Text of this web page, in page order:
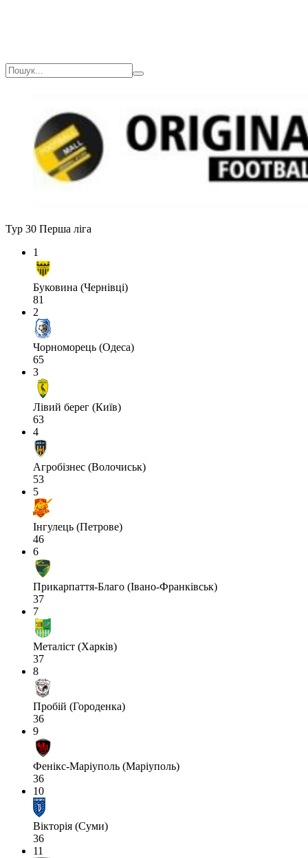
Тур 30 Перша ліга
1
Буковина (Чернівці)
81
2
Чорноморець (Одеса)
65
3
Лівий берег (Київ)
63
4
Агробізнес (Волочиськ)
53
5
Інгулець (Петрове)
46
6
Прикарпаття-Благо (Івано-Франківськ)
37
7
Металіст (Харків)
37
8
Пробій (Городенка)
36
9
Фенікс-Маріуполь (Маріуполь)
36
10
Вікторія (Суми)
36
11